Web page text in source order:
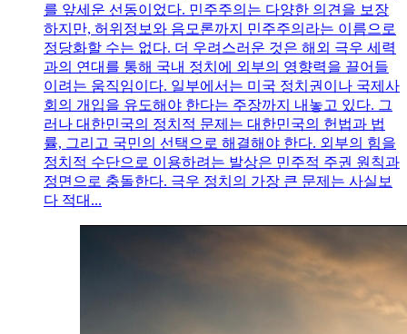
를 앞세운 선동이었다. 민주주의는 다양한 의견을 보장
하지만, 허위정보와 음모론까지 민주주의라는 이름으로
정당화할 수는 없다. 더 우려스러운 것은 해외 극우 세력
과의 연대를 통해 국내 정치에 외부의 영향력을 끌어들
이려는 움직임이다. 일부에서는 미국 정치권이나 국제사
회의 개입을 유도해야 한다는 주장까지 내놓고 있다. 그
러나 대한민국의 정치적 문제는 대한민국의 헌법과 법
률, 그리고 국민의 선택으로 해결해야 한다. 외부의 힘을
정치적 수단으로 이용하려는 발상은 민주적 주권 원칙과
정면으로 충돌한다. 극우 정치의 가장 큰 문제는 사실보
다 적대...